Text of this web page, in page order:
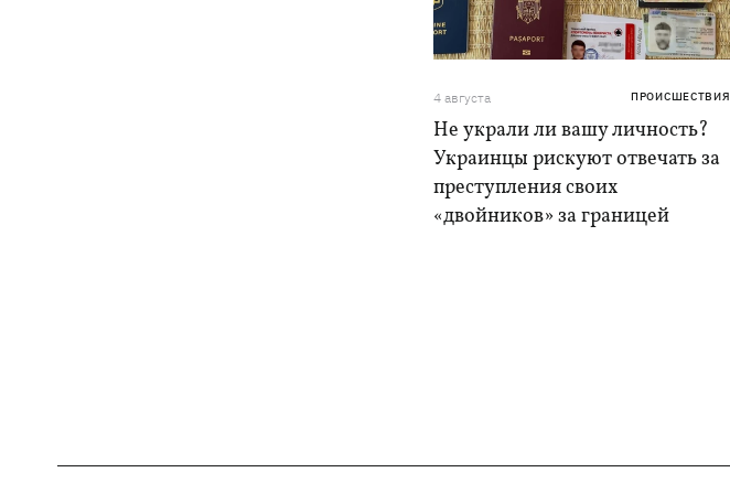
4 августа ПРОИСШЕСТВИЯ
Не украли ли вашу личность?
Украинцы рискуют отвечать за
преступления своих
«двойников» за границей